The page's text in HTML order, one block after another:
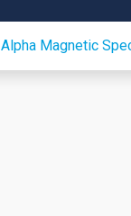
Alpha Magnetic